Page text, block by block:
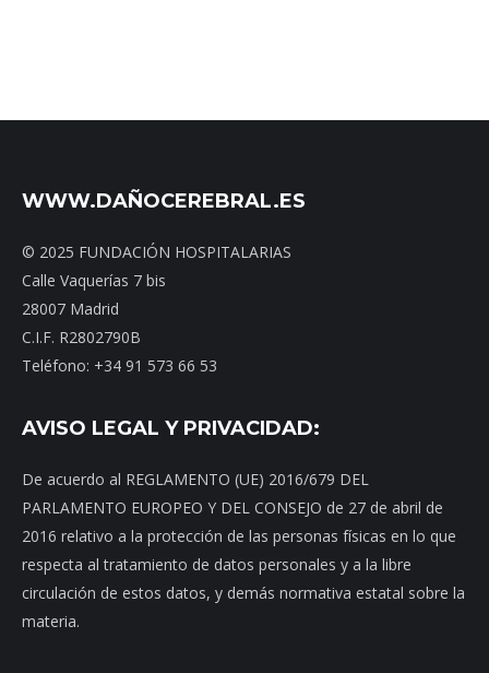
WWW.DAÑOCEREBRAL.ES
© 2025 FUNDACIÓN HOSPITALARIAS
Calle Vaquerías 7 bis
28007 Madrid
C.I.F. R2802790B
Teléfono: +34 91 573 66 53
AVISO LEGAL Y PRIVACIDAD:
De acuerdo al REGLAMENTO (UE) 2016/679 DEL
PARLAMENTO EUROPEO Y DEL CONSEJO de 27 de abril de
2016 relativo a la protección de las personas físicas en lo que
respecta al tratamiento de datos personales y a la libre
circulación de estos datos, y demás normativa estatal sobre la
materia.